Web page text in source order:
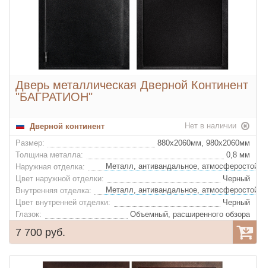
Дверь металлическая Дверной Континент
"БАГРАТИОН"
Дверной континент
Нет в наличии
Размер:
880x2060мм, 980х2060мм
Толщина металла:
0,8 мм
Наружная отделка:
Цвет наружной отделки:
Черный
Внутренняя отделка:
Цвет внутренней отделки:
Черный
Глазок:
Объемный, расширенного обзора
7 700 руб.